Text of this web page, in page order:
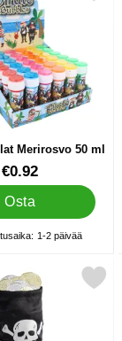
Merirosvo 50 ml
€0.92
Osta
Varastossa
1-2 päivää
merirosvokolikot ja